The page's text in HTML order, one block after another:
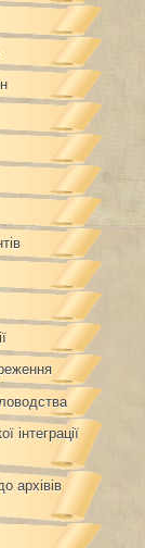
інтеграції
архівів